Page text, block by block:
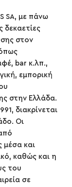
SA, με πάνω
δεκαετίες
στον
bar κ.λπ.,
εμπορική
στην Ελλάδα.
διακρίνεται
Οι
μέσα και
καθώς και η
του
σε